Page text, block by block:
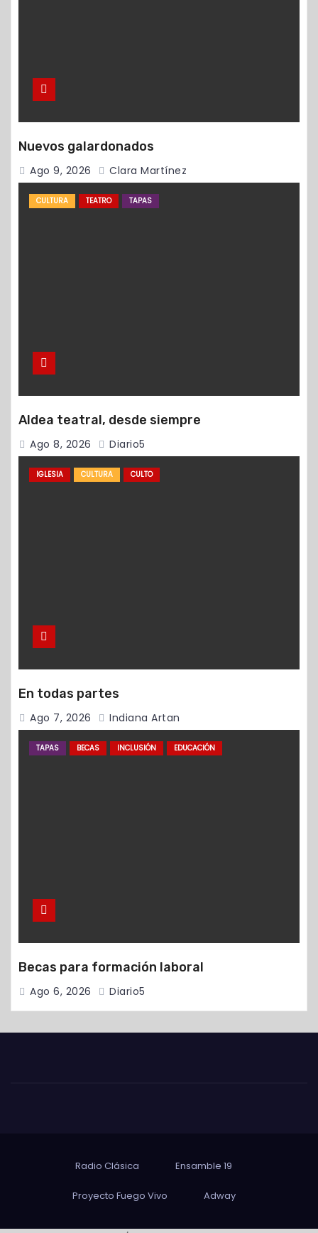
Nuevos galardonados
Ago 9, 2026 Clara Martínez
CULTURA TEATRO TAPAS
Aldea teatral, desde siempre
Ago 8, 2026 Diario5
IGLESIA CULTURA CULTO
En todas partes
Ago 7, 2026 Indiana Artan
TAPAS BECAS INCLUSIÓN EDUCACIÓN
Becas para formación laboral
Ago 6, 2026 Diario5
Radio Clásica Ensamble 19
Proyecto Fuego Vivo Adway